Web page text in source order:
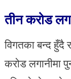
तीन करोड
विगतका बन्द हुँदै
करोड लगानीमा